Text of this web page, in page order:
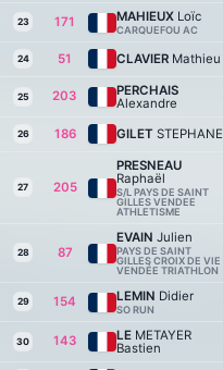
23 171 MAHIEUX Loïc
CARQUEFOU AC
24 51 CLAVIER Mathieu
25 203
PERCHAIS
Alexandre
26 186 GILET STEPHANE
27 205
PRESNEAU
Raphaël
S/L PAYS DE SAINT
GILLES VENDEE
ATHLETISME
28 87
EVAIN Julien
PAYS DE SAINT
GILLES CROIX DE VIE
VENDÉE TRIATHLON
29 154 LEMIN Didier
SO RUN
30 143 LE METAYER
Bastien